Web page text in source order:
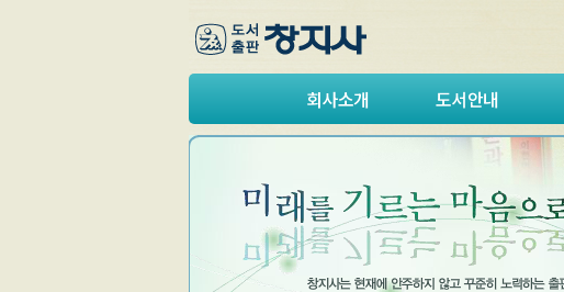
회사소개 도서안내